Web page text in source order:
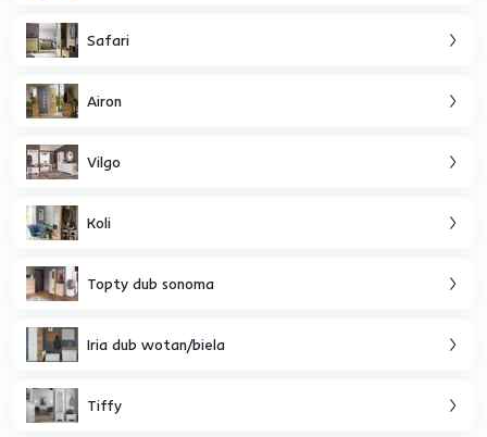
Safari
Airon
Vilgo
Koli
Topty dub sonoma
Iria dub wotan/biela
Tiffy